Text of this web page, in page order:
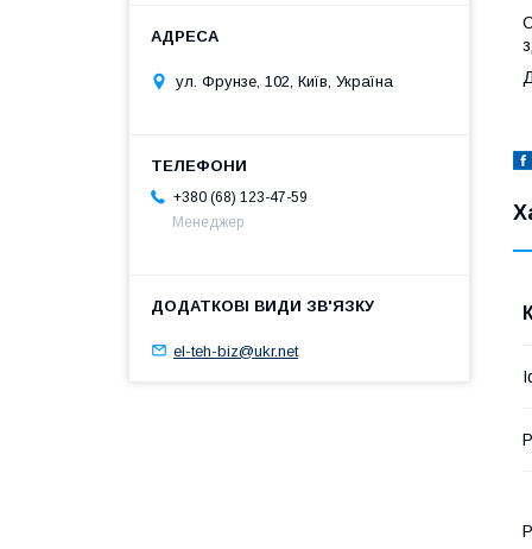
ул. Фрунзе, 102, Київ, Україна
+380 (68) 123-47-59
Менеджер
el-teh-biz@ukr.net